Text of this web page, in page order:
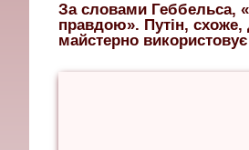
За словами Геббельса,
правдою». Путін, схоже,
майстерно